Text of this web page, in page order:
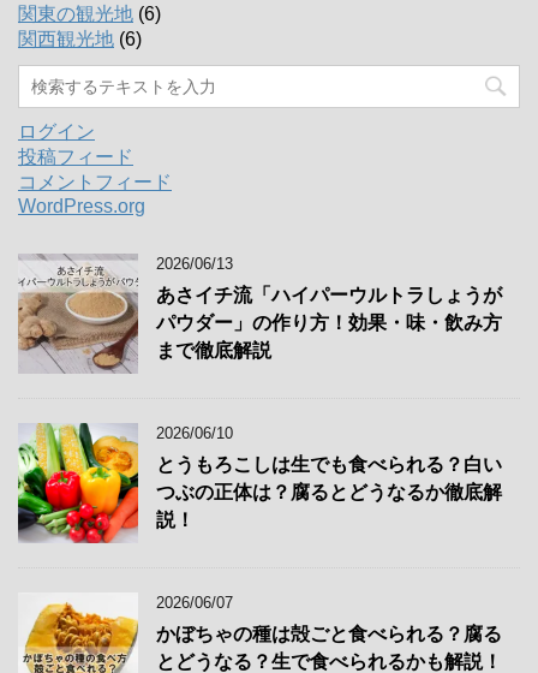
関東の観光地 (6)
関西観光地 (6)
ログイン
投稿フィード
コメントフィード
WordPress.org
2026/06/13
あさイチ流「ハイパーウルトラしょうが
パウダー」の作り方！効果・味・飲み方
まで徹底解説
2026/06/10
とうもろこしは生でも食べられる？白い
つぶの正体は？腐るとどうなるか徹底解
説！
2026/06/07
かぼちゃの種は殻ごと食べられる？腐る
とどうなる？生で食べられるかも解説！